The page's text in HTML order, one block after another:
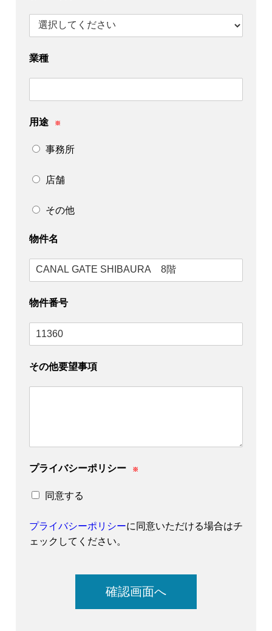
業種
用途 ※
事務所
店舗
その他
物件名
物件番号
その他要望事項
プライバシーポリシー ※
同意する
プライバシーポリシーに同意いただける場合はチ
ェックしてください。
確認画面へ